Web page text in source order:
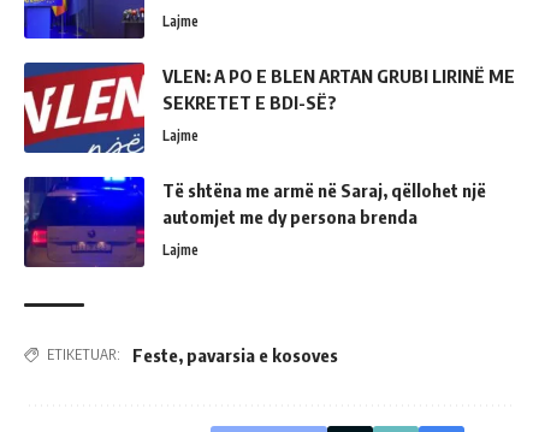
Lajme
VLEN: A PO E BLEN ARTAN GRUBI LIRINË ME
SEKRETET E BDI-SË?
Lajme
Të shtëna me armë në Saraj, qëllohet një
automjet me dy persona brenda
Lajme
ETIKETUAR: Feste, pavarsia e kosoves